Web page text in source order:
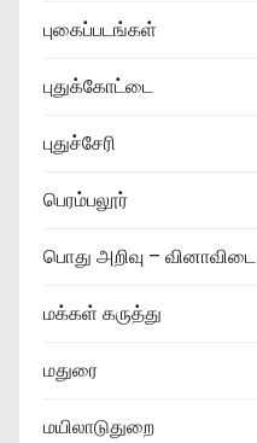
புகைப்படங்கள்
புதுக்கோட்டை
புதுச்சேரி
பெரம்பலூர்
பொது அறிவு – வினாவிடை
மக்கள் கருத்து
மதுரை
மயிலாடுதுறை